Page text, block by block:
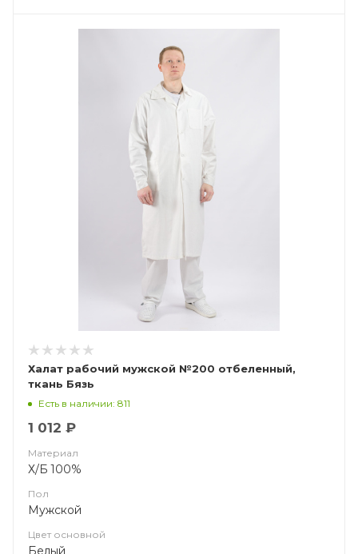
Халат рабочий мужской №200 отбеленный,
ткань Бязь
Есть в наличии: 811
1 012 ₽
Материал
Х/Б 100%
Пол
Мужской
Цвет основной
Белый